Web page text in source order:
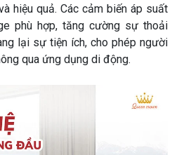
hiệu quả. Các cảm biến áp suất
phù hợp, tăng cường sự thoải
lại sự tiện ích, cho phép người
qua ứng dụng di động.